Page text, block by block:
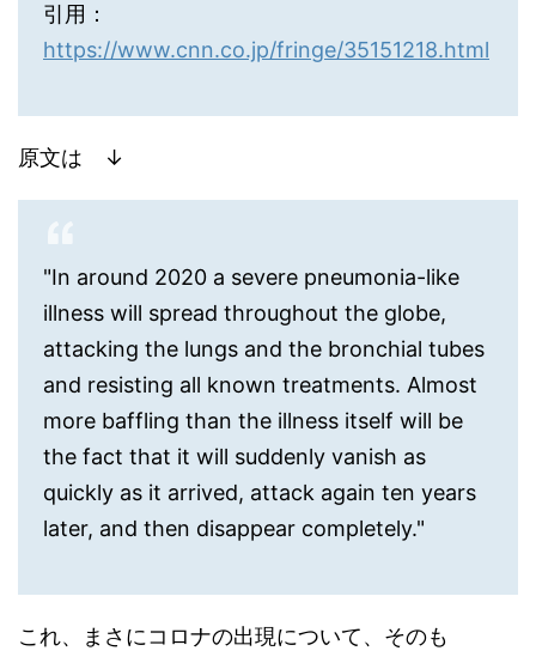
引用：
https://www.cnn.co.jp/fringe/35151218.html
原文は ↓
"In around 2020 a severe pneumonia-like
illness will spread throughout the globe,
attacking the lungs and the bronchial tubes
and resisting all known treatments. Almost
more baffling than the illness itself will be
the fact that it will suddenly vanish as
quickly as it arrived, attack again ten years
later, and then disappear completely."
これ、まさにコロナの出現について、そのも